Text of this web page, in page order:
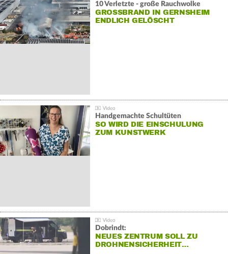
10 Verletzte - große Rauchwolke
GROSSBRAND IN GERNSHEIM E
NDLICH GELÖSCHT
Handgemachte Schultüten
SO WIRD DIE EINSCHULUNG
ZUM KUNSTWERK
Dobrindt:
NEUES ZENTRUM SOLL ZU
DROHNENSICHERHEIT…